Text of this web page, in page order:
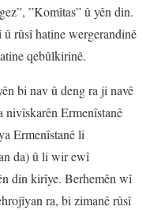
”Komîtas” û yên din.
rûsî hatine wergerandinê
qebûlkirinê.
bi nav û deng ra ji navê
Ermenîstanê
Ermenîstanê li
da) û li wir ewî
din kirîye. Berhemên wî
ra, bi zimanê rûsî